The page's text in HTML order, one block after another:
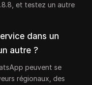
et testez un autre
dans un
autre ?
peuvent se
régionaux, des